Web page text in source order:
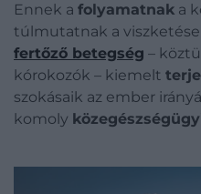
Ennek a folyamatnak a
túlmutatnak a
fertőző betegség –
kórokozók – kiemelt
szokásaik az ember
komoly